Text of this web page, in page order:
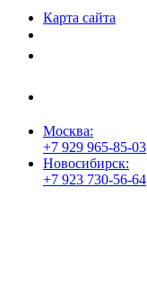
Карта сайта
Москва:
+7 929 965-85-03
Новосибирск:
+7 923 730-56-64